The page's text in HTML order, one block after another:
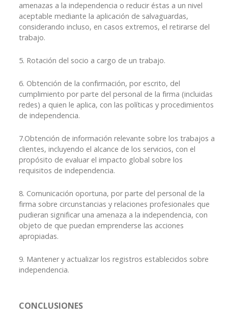
amenazas a la independencia o reducir éstas a un nivel
aceptable mediante la aplicación de salvaguardas,
considerando incluso, en casos extremos, el retirarse del
trabajo.
5. Rotación del socio a cargo de un trabajo.
6. Obtención de la confirmación, por escrito, del
cumplimiento por parte del personal de la firma (incluidas
redes) a quien le aplica, con las políticas y procedimientos
de independencia.
7.Obtención de información relevante sobre los trabajos a
clientes, incluyendo el alcance de los servicios, con el
propósito de evaluar el impacto global sobre los
requisitos de independencia.
8. Comunicación oportuna, por parte del personal de la
firma sobre circunstancias y relaciones profesionales que
pudieran significar una amenaza a la independencia, con
objeto de que puedan emprenderse las acciones
apropiadas.
9. Mantener y actualizar los registros establecidos sobre
independencia.
CONCLUSIONES